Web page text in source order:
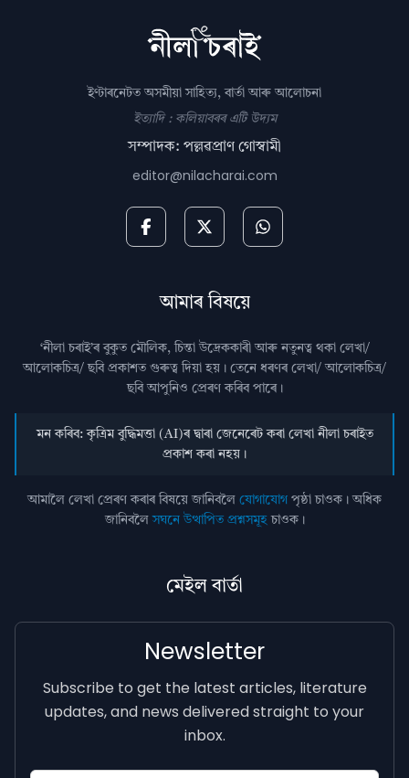
ইণ্টাৰনেটত অসমীয়া সাহিত্য, বাৰ্তা আৰু আলোচনা
ইত্যাদি : কলিয়াবৰৰ এটি উদ্যম
সম্পাদক: পল্লৱপ্ৰাণ গোস্বামী
editor@nilacharai.com
আমাৰ বিষয়ে
‘নীলা চৰাই’ৰ বুকুত মৌলিক, চিন্তা উদ্রেককাৰী আৰু নতুনত্ব থকা লেখা/
আলোকচিত্ৰ/ ছবি প্রকাশত গুৰুত্ব দিয়া হয়। তেনে ধৰণৰ লেখা/ আলোকচিত্ৰ/
ছবি আপুনিও প্রেৰণ কৰিব পাৰে।
মন কৰিব: কৃত্ৰিম বুদ্ধিমত্তা (AI)ৰ দ্বাৰা জেনেৰেট কৰা লেখা নীলা চৰাইত
প্ৰকাশ কৰা নহয়।
আমালৈ লেখা প্ৰেৰণ কৰাৰ বিষয়ে জানিবলৈ যোগাযোগ পৃষ্ঠা চাওক। অধিক
জানিবলৈসঘনে উত্থাপিত প্ৰশ্নসমূহচাওক।
মেইল বাৰ্তা
Newsletter
Subscribe to get the latest articles, literature
updates, and news delivered straight to your
inbox.